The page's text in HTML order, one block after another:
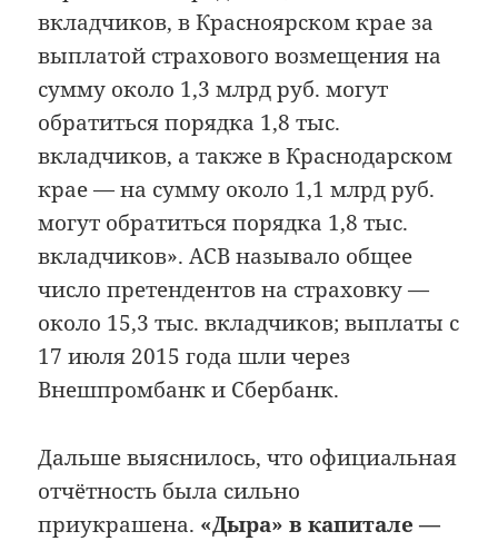
вкладчиков, в Красноярском крае за
выплатой страхового возмещения на
сумму около 1,3 млрд руб. могут
обратиться порядка 1,8 тыс.
вкладчиков, а также в Краснодарском
крае — на сумму около 1,1 млрд руб.
могут обратиться порядка 1,8 тыс.
вкладчиков». АСВ называло общее
число претендентов на страховку —
около 15,3 тыс. вкладчиков; выплаты с
17 июля 2015 года шли через
Внешпромбанк и Сбербанк.
Дальше выяснилось, что официальная
отчётность была сильно
приукрашена. «Дыра» в капитале —